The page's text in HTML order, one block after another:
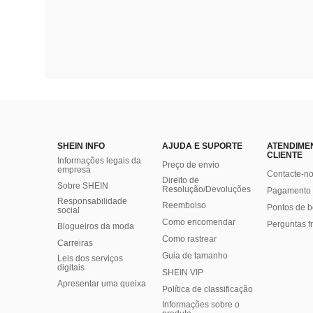
SHEIN INFO
Informações legais da
empresa
Sobre SHEIN
Responsabilidade
social
Blogueiros da moda
Carreiras
Leis dos serviços
digitais
Apresentar uma queixa
AJUDA E SUPORTE
Preço de envio
Direito de
Resolução/Devoluções
Reembolso
Como encomendar
Como rastrear
Guia de tamanho
SHEIN VIP
Política de classificação
​Informações sobre o
CLIENTE
Contacte-
Pontos de
Perguntas